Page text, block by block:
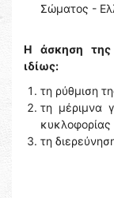
Σώματος -
Η άσκηση της
ιδίως:
τη ρύθμιση
τη μέριμνα
τη